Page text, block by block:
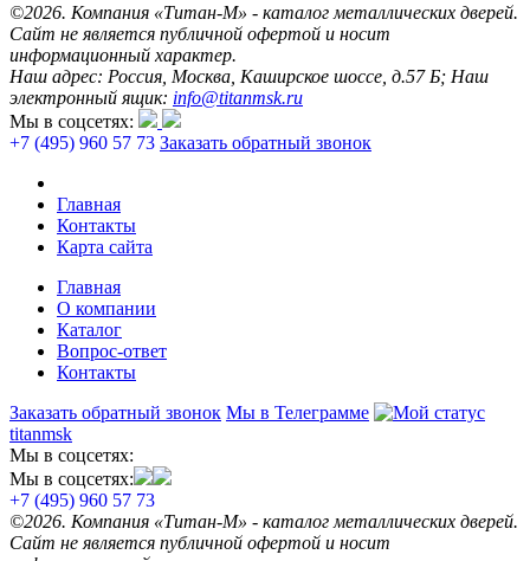
©2026. Компания «Титан-М» - каталог металлических дверей.
Сайт не является публичной офертой и носит
информационный характер.
Наш адрес: Россия, Москва, Каширское шоссе, д.57 Б; Наш
электронный ящик: info@titanmsk.ru
Мы в соцсетях:
+7 (495) 960 57 73 Заказать обратный звонок
Главная
Контакты
Карта сайта
Главная
О компании
Каталог
Вопрос-ответ
Контакты
Заказать обратный звонок Мы в Телеграмме
titanmsk
Мы в соцсетях:
Мы в соцсетях:
+7 (495) 960 57 73
©2026. Компания «Титан-М» - каталог металлических дверей.
Сайт не является публичной офертой и носит